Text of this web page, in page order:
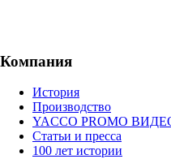
Компания
История
Производство
YACCO PROMO
Статьи и пресса
100 лет истории